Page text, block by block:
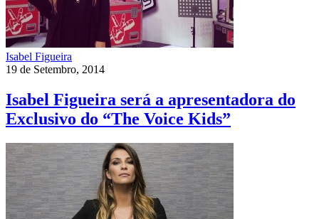
Isabel Figueira
19 de Setembro, 2014
Isabel Figueira será a apresentadora do
Exclusivo do “The Voice Kids”